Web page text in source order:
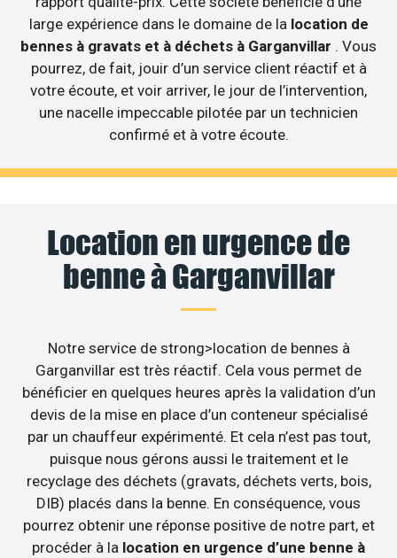
large expérience dans le domaine de la location de
bennes à gravats et à déchets à Garganvillar . Vous
pourrez, de fait, jouir d’un service client réactif et à
votre écoute, et voir arriver, le jour de l’intervention,
une nacelle impeccable pilotée par un technicien
confirmé et à votre écoute.
Location en urgence de
benne à Garganvillar
Notre service de strong>location de bennes à
Garganvillar est très réactif. Cela vous permet de
bénéficier en quelques heures après la validation d’un
devis de la mise en place d’un conteneur spécialisé
par un chauffeur expérimenté. Et cela n’est pas tout,
puisque nous gérons aussi le traitement et le
recyclage des déchets (gravats, déchets verts, bois,
DIB) placés dans la benne. En conséquence, vous
pourrez obtenir une réponse positive de notre part, et
procéder à la location en urgence d’une benne à